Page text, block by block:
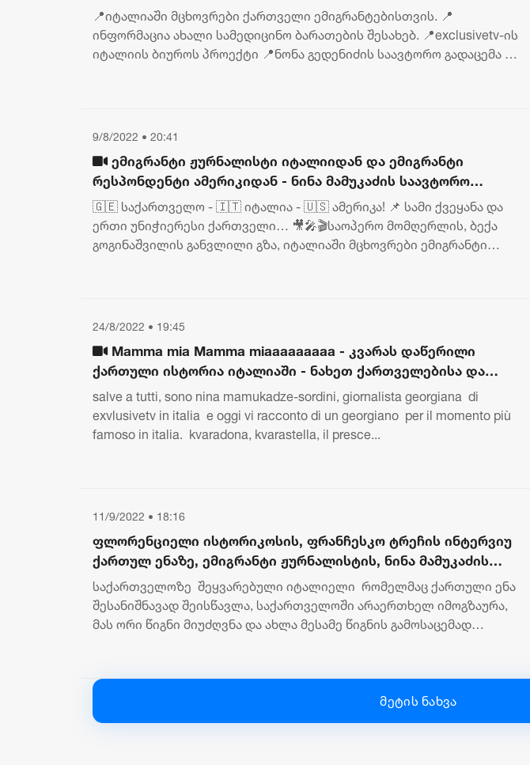
📍იტალიაში მცხოვრები ქართველი ემიგრანტებისთვის. 📍
ინფორმაცია ახალი სამედიცინო ბარათების შესახებ. 📍exclusivetv-ის
იტალიის ბიუროს პროექტი 📍ნონა გედენიძის საავტორო გადაცემა -
9/8/2022 • 20:41
ემიგრანტი ჟურნალისტი იტალიიდან და ემიგრანტი
რესპონდენტი ამერიკიდან - ნინა მამუკაძის საავტორო
გადაცემა “ნინას ესპრესო”
🇬🇪 საქართველო - 🇮🇹 იტალია - 🇺🇸 ამერიკა! 📌 სამი ქვეყანა და
ერთი უნიჭიერესი ქართველი… 🎥🎤🎬საოპერო მომღერლის, ბექა
გოგინაშვილის განვლილი გზა, იტალიაში მცხოვრები ემიგრანტი
24/8/2022 • 19:45
Mamma mia Mamma miaaaaaaaaa - კვარას დაწერილი
ქართული ისტორია იტალიაში - ნახეთ ქართველებისა და
იტალიელების სინქრონი
salve a tutti, sono nina mamukadze-sordini, giornalista georgiana di
exvlusivetv in italia e oggi vi racconto di un georgiano per il momento più
famoso in italia. kvaradona, kvarastella, il presce...
11/9/2022 • 18:16
ფლორენციელი ისტორიკოსის, ფრანჩესკო ტრეჩის ინტერვიუ
ქართულ ენაზე, ემიგრანტი ჟურნალისტის, ნინა მამუკაძის
საავტორო გადაცემაში „ნინას ესპრესო"
საქართველოზე შეყვარებული იტალიელი რომელმაც ქართული ენა
შესანიშნავად შეისწავლა, საქართველოში არაერთხელ იმოგზაურა,
მას ორი წიგნი მიუძღვნა და ახლა მესამე წიგნის გამოსაცემად
მეტის ნახვა